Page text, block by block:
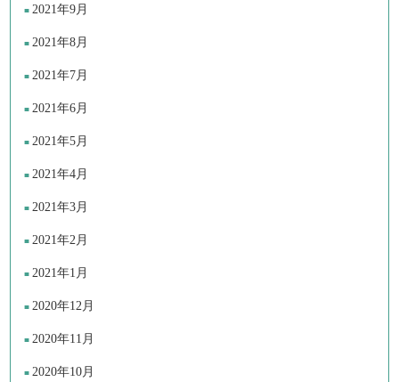
2021年9月
2021年8月
2021年7月
2021年6月
2021年5月
2021年4月
2021年3月
2021年2月
2021年1月
2020年12月
2020年11月
2020年10月